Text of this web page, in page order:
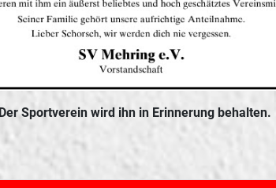
Der Sportverein wird ihn in Erinnerung behalten.